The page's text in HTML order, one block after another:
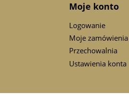
Moje konto
Logowanie
Moje zamówienia
Przechowalnia
Ustawienia konta